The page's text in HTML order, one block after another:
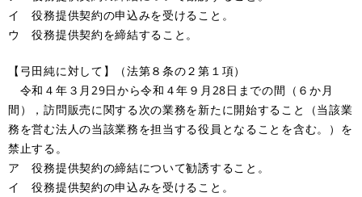
イ 役務提供契約の申込みを受けること。
ウ 役務提供契約を締結すること。
【弓田純に対して】（法第８条の２第１項）
令和４年３月29日から令和４年９月28日までの間（６か月
間），訪問販売に関する次の業務を新たに開始すること（当該業
務を営む法人の当該業務を担当する役員となることを含む。）を
禁止する。
ア 役務提供契約の締結について勧誘すること。
イ 役務提供契約の申込みを受けること。